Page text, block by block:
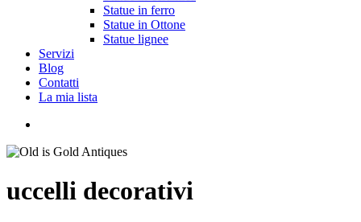
Statue in ferro
Statue in Ottone
Statue lignee
Servizi
Blog
Contatti
La mia lista
uccelli decorativi